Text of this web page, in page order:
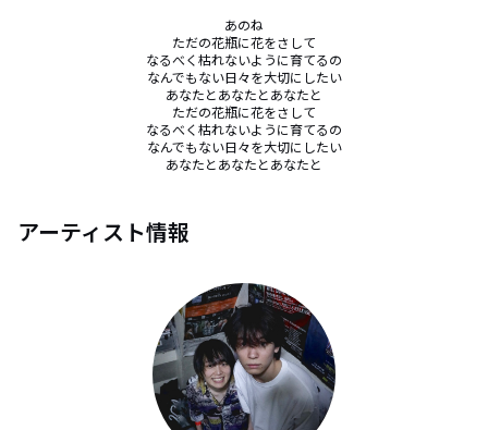
あのね
ただの花瓶に花をさして
なるべく枯れないように育てるの
なんでもない日々を大切にしたい
あなたとあなたとあなたと
ただの花瓶に花をさして
なるべく枯れないように育てるの
なんでもない日々を大切にしたい
あなたとあなたとあなたと
アーティスト情報